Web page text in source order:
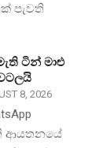
පැවති
ටින් මාළු
8, 2026
ආයතනයේ